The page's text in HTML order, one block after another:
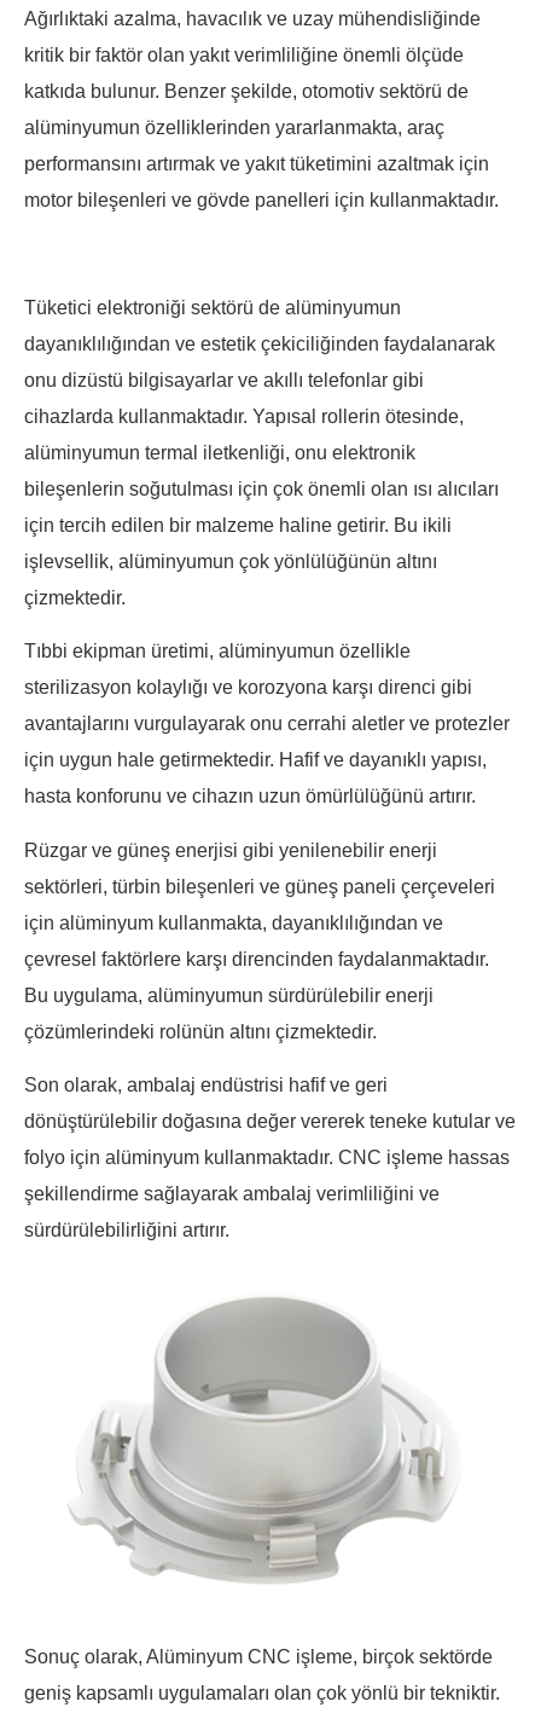
Ağırlıktaki azalma, havacılık ve uzay mühendisliğinde
kritik bir faktör olan yakıt verimliliğine önemli ölçüde
katkıda bulunur. Benzer şekilde, otomotiv sektörü de
alüminyumun özelliklerinden yararlanmakta, araç
performansını artırmak ve yakıt tüketimini azaltmak için
motor bileşenleri ve gövde panelleri için kullanmaktadır.
Tüketici elektroniği sektörü de alüminyumun
dayanıklılığından ve estetik çekiciliğinden faydalanarak
onu dizüstü bilgisayarlar ve akıllı telefonlar gibi
cihazlarda kullanmaktadır. Yapısal rollerin ötesinde,
alüminyumun termal iletkenliği, onu elektronik
bileşenlerin soğutulması için çok önemli olan ısı alıcıları
için tercih edilen bir malzeme haline getirir. Bu ikili
işlevsellik, alüminyumun çok yönlülüğünün altını
çizmektedir.
Tıbbi ekipman üretimi, alüminyumun özellikle
sterilizasyon kolaylığı ve korozyona karşı direnci gibi
avantajlarını vurgulayarak onu cerrahi aletler ve protezler
için uygun hale getirmektedir. Hafif ve dayanıklı yapısı,
hasta konforunu ve cihazın uzun ömürlülüğünü artırır.
Rüzgar ve güneş enerjisi gibi yenilenebilir enerji
sektörleri, türbin bileşenleri ve güneş paneli çerçeveleri
için alüminyum kullanmakta, dayanıklılığından ve
çevresel faktörlere karşı direncinden faydalanmaktadır.
Bu uygulama, alüminyumun sürdürülebilir enerji
çözümlerindeki rolünün altını çizmektedir.
Son olarak, ambalaj endüstrisi hafif ve geri
dönüştürülebilir doğasına değer vererek teneke kutular ve
folyo için alüminyum kullanmaktadır. CNC işleme hassas
şekillendirme sağlayarak ambalaj verimliliğini ve
sürdürülebilirliğini artırır.
Sonuç olarak, Alüminyum CNC işleme, birçok sektörde
geniş kapsamlı uygulamaları olan çok yönlü bir tekniktir.